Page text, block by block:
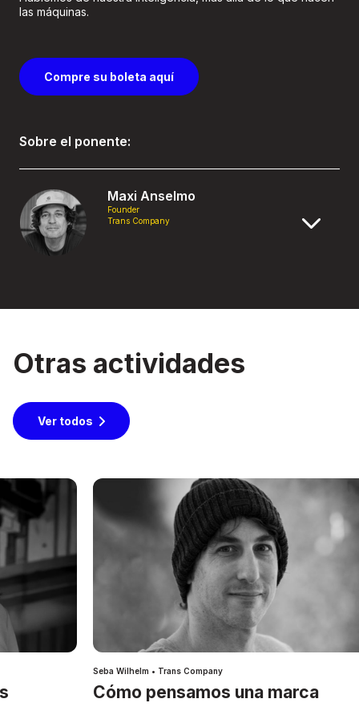
las máquinas.
Compre su boleta aquí
Sobre el ponente:
Maxi Anselmo
Founder
Trans Company
Otras actividades
Ver todos
Seba Wilhelm • Trans Company
Cómo pensamos una marca